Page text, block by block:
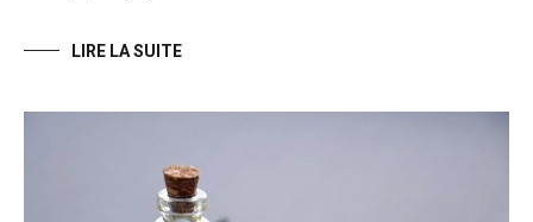
LIRE LA SUITE